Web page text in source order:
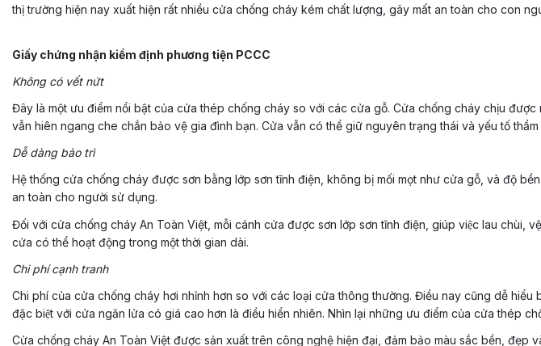
thị trường hiện nay xuất hiện rất nhiều cửa chống cháy kém chất lượng, gây mất an toàn cho con
Giấy chứng nhận kiểm định phương tiện PCCC
Không có vết nứt
Đây là một ưu điểm nổi bật của cửa thép chống cháy so với các cửa gỗ. Cửa chống cháy chịu
vẫn hiên ngang che chắn bảo vệ gia đình bạn. Cửa vẫn có thể giữ nguyên trạng thái và yếu tố thẩm
Dễ dàng bảo trì
Hệ thống cửa chống cháy được sơn bằng lớp sơn tĩnh điện, không bị mối mọt như cửa gỗ, và độ
an toàn cho người sử dụng.
Đối với cửa chống cháy An Toàn Việt, mỗi cánh cửa được sơn lớp sơn tĩnh điện, giúp việc lau chùi,
cửa có thể hoạt động trong một thời gian dài.
Chi phí cạnh tranh
Chi phí của cửa chống cháy hơi nhỉnh hơn so với các loại cửa thông thường. Điều nay cũng dễ hiểu
đặc biệt với cửa ngăn lửa có giá cao hơn là điều hiển nhiên. Nhìn lại những ưu điểm của cửa thép
Cửa chống cháy An Toàn Việt được sản xuất trên công nghệ hiện đại, đảm bảo màu sắc bền, đẹp